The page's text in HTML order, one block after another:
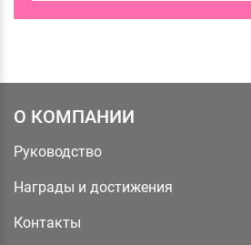
О КОМПАНИИ
Руководство
Награды и достижения
Контакты